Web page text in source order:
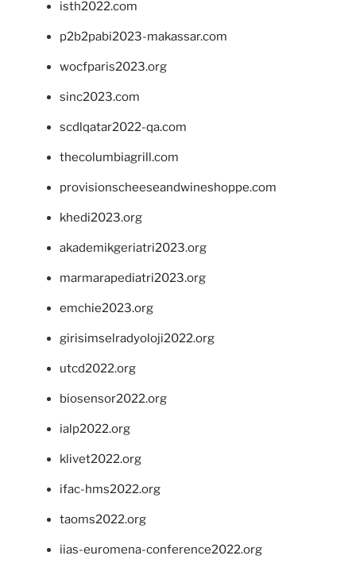
isth2022.com
p2b2pabi2023-makassar.com
wocfparis2023.org
sinc2023.com
scdlqatar2022-qa.com
thecolumbiagrill.com
provisionscheeseandwineshoppe.com
khedi2023.org
akademikgeriatri2023.org
marmarapediatri2023.org
emchie2023.org
girisimselradyoloji2022.org
utcd2022.org
biosensor2022.org
ialp2022.org
klivet2022.org
ifac-hms2022.org
taoms2022.org
iias-euromena-conference2022.org